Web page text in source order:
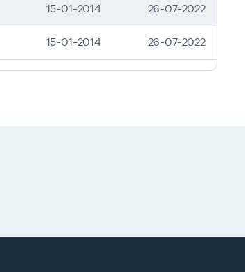
15-01-2014 26-07-2022
15-01-2014 26-07-2022